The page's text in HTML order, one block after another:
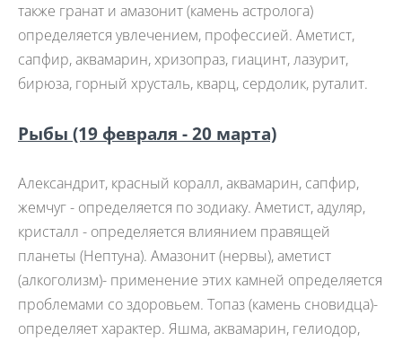
также гранат и амазонит (камень астролога)
определяется увлечением, профессией. Аметист,
сапфир, аквамарин, хризопраз, гиацинт, лазурит,
бирюза, горный хрусталь, кварц, сердолик, руталит.
Рыбы (19 февраля - 20 марта)
Александрит, красный коралл, аквамарин, сапфир,
жемчуг - определяется по зодиаку. Аметист, адуляр,
кристалл - определяется влиянием правящей
планеты (Нептуна). Амазонит (нервы), аметист
(алкоголизм)- применение этих камней определяется
проблемами со здоровьем. Топаз (камень сновидца)-
определяет характер. Яшма, аквамарин, гелиодор,